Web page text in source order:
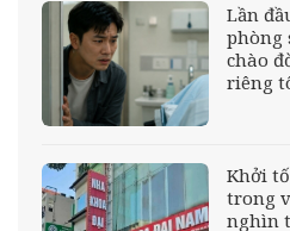
Lần
phòng
chào
riêng
Khởi
trong
nghìn